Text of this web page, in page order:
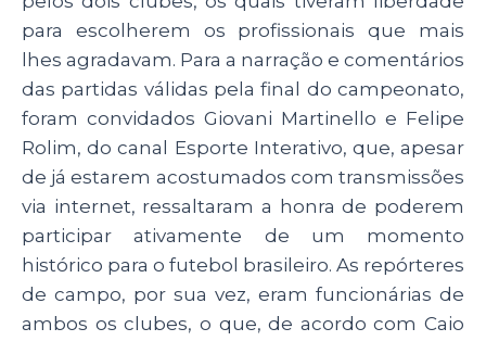
para escolherem os profissionais que mais
lhes agradavam. Para a narração e comentários
das partidas válidas pela final do campeonato,
foram convidados Giovani Martinello e Felipe
Rolim, do canal Esporte Interativo, que, apesar
de já estarem acostumados com transmissões
via internet, ressaltaram a honra de poderem
participar ativamente de um momento
histórico para o futebol brasileiro. As repórteres
de campo, por sua vez, eram funcionárias de
ambos os clubes, o que, de acordo com Caio